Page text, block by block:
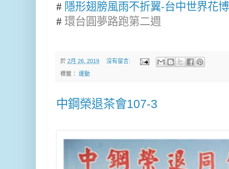
# 隱形翅膀風雨不折翼-台中世界花
# 環台圓夢路跑第二週
於 2月 26, 2019 沒有留言:
標籤： 運動
中鋼榮退茶會107-3